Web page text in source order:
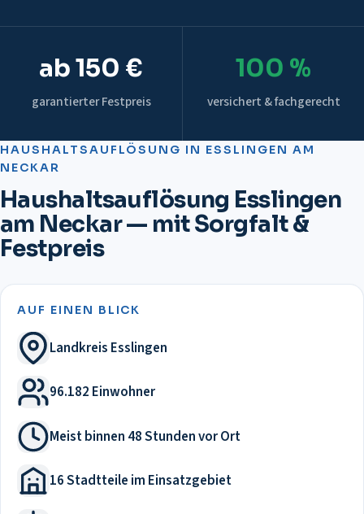
ab 150 €
garantierter Festpreis
100 %
versichert & fachgerecht
HAUSHALTSAUFLÖSUNG IN ESSLINGEN AM
NECKAR
Haushaltsauflösung Esslingen
am Neckar — mit Sorgfalt &
Festpreis
AUF EINEN BLICK
Landkreis Esslingen
96.182 Einwohner
Meist binnen 48 Stunden vor Ort
16 Stadtteile im Einsatzgebiet